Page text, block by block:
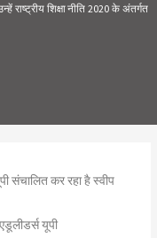
राष्ट्रीय शिक्षा नीति 2020 के अंतर्गत
संचालित कर रहा है स्वीप
यूपी